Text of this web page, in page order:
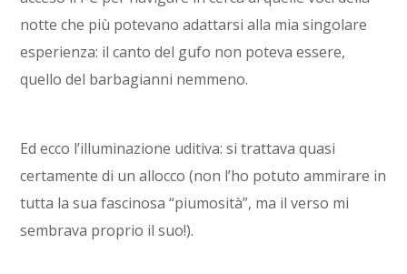
notte che più potevano adattarsi alla mia singolare
esperienza: il canto del gufo non poteva essere,
quello del barbagianni nemmeno.
Ed ecco l’illuminazione uditiva: si trattava quasi
certamente di un allocco (non l’ho potuto ammirare in
tutta la sua fascinosa “piumosità”, ma il verso mi
sembrava proprio il suo!).